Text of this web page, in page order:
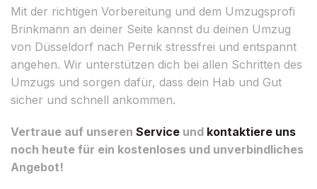
Mit der richtigen Vorbereitung und dem Umzugsprofi
Brinkmann an deiner Seite kannst du deinen Umzug
von Düsseldorf nach Pernik stressfrei und entspannt
angehen. Wir unterstützen dich bei allen Schritten des
Umzugs und sorgen dafür, dass dein Hab und Gut
sicher und schnell ankommen.
Vertraue auf unseren Service und kontaktiere uns
noch heute für ein kostenloses und unverbindliches
Angebot!